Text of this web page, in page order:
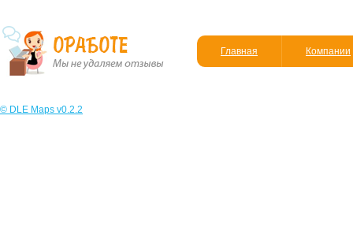
Главная Компании
© DLE Maps v0.2.2